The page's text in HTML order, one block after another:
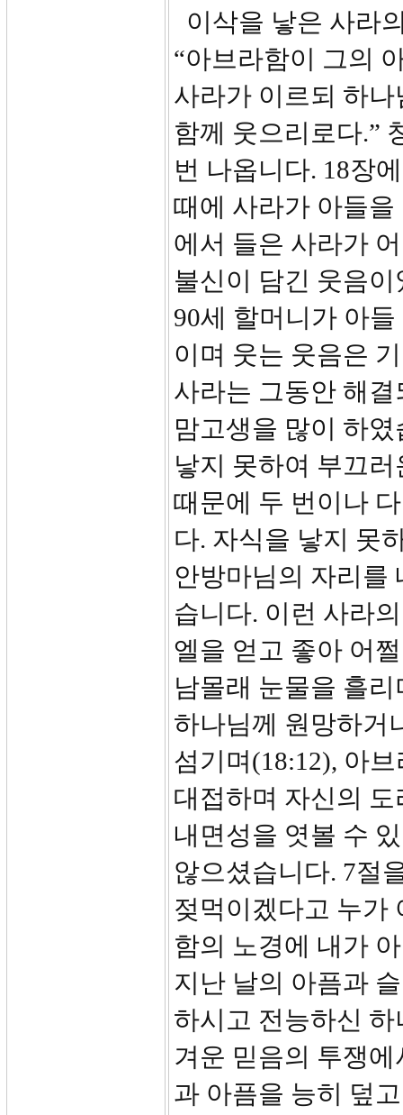
이삭을 낳은 사라
“아브라함이 그의
사라가 이르되 하
함께 웃으리로다.”
번 나옵니다. 18장
때에 사라가 아들
에서 들은 사라가
불신이 담긴 웃음
90세 할머니가 아
이며 웃는 웃음은
사라는 그동안 해
맘고생을 많이 하
낳지 못하여 부끄
때문에 두 번이나
다. 자식을 낳지 못
안방마님의 자리를
습니다. 이런 사라
엘을 얻고 좋아 어
남몰래 눈물을 흘
하나님께 원망하거
섬기며(18:12), 아
대접하며 자신의
내면성을 엿볼 수
않으셨습니다. 7절
젖먹이겠다고 누가
함의 노경에 내가
지난 날의 아픔과
하시고 전능하신
겨운 믿음의 투쟁
과 아픔을 능히 덮